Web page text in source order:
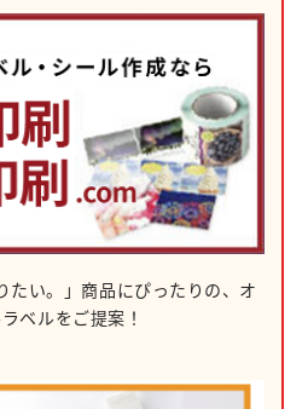
たい。」 商品にぴったりの、 オ
ベルをご提案！